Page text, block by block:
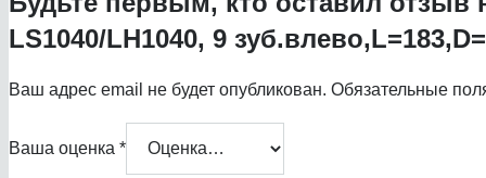
LS1040/LH1040, 9
Ваш адрес email не будет опубликован. Обязательные
Ваша оценка *